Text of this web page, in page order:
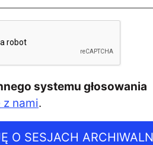
systemu głosowania
nami.
O SESJACH